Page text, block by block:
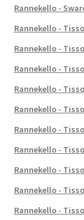
Rannekello -
Rannekello -
Rannekello -
Rannekello -
Rannekello -
Rannekello -
Rannekello -
Rannekello -
Rannekello -
Rannekello -
Rannekello -